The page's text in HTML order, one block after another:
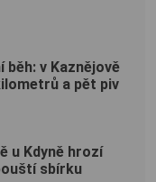
běh: v Kaznějově
a pět piv
u Kdyně hrozí
sbírku